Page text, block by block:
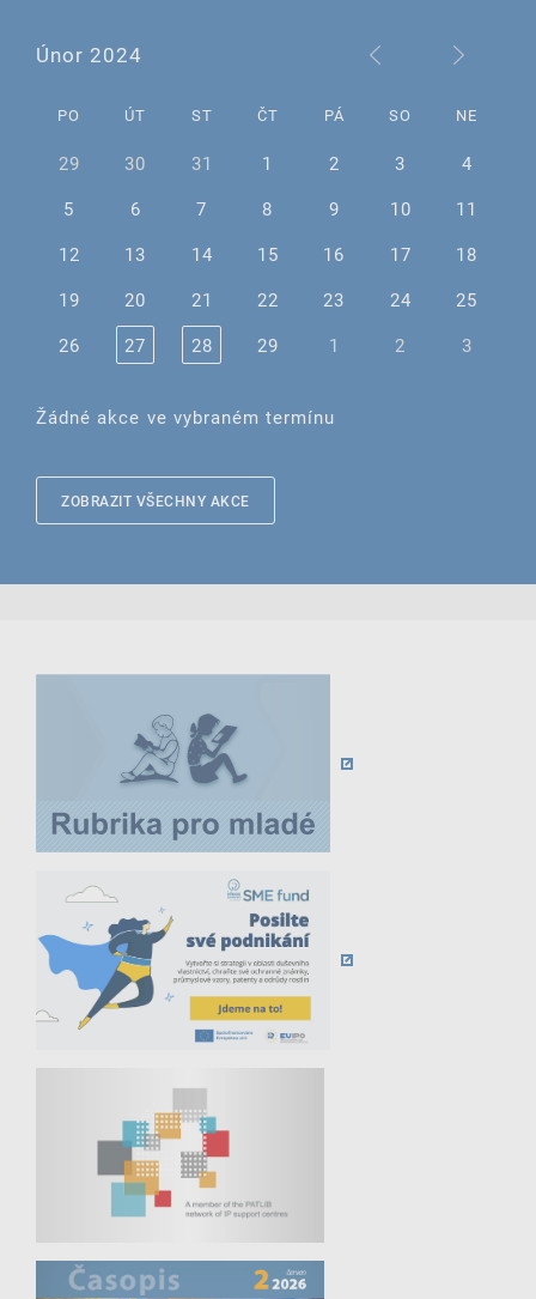
Únor 2024
PO ÚT ST ČT PÁ SO NE
29 30 31 1 2 3
4
5
6 7 8 9 10
11
12
13 14 15 16 17
18
19
20 21 22 23 24
25
26
27 28 29 1 2 3
Žádné akce ve vybraném termínu
ZOBRAZIT VŠECHNY AKCE